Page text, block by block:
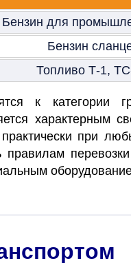
Бензин для
Бензин
Топливо Т-1,
к категории
характерным
при